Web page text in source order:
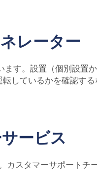
レーター
す。設置（個別設
しているかを確認す
ービス
カスタマーサポートチ